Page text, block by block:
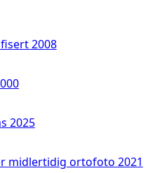
2008
2025
midlertidig ortofoto 2021